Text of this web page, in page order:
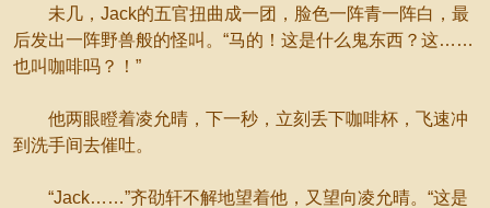
未几，Jack的五官扭曲成一团，脸色一阵青一阵白，最
后发出一阵野兽般的怪叫。“马的！这是什么鬼东西？这……
也叫咖啡吗？！”
他两眼瞪着凌允晴，下一秒，立刻丢下咖啡杯，飞速冲
到洗手间去催吐。
“Jack……”齐劭轩不解地望着他，又望向凌允晴。“这是